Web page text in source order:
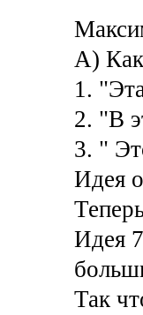
А) Как
1.
2. "В
3. "
Идея
Идея
Так